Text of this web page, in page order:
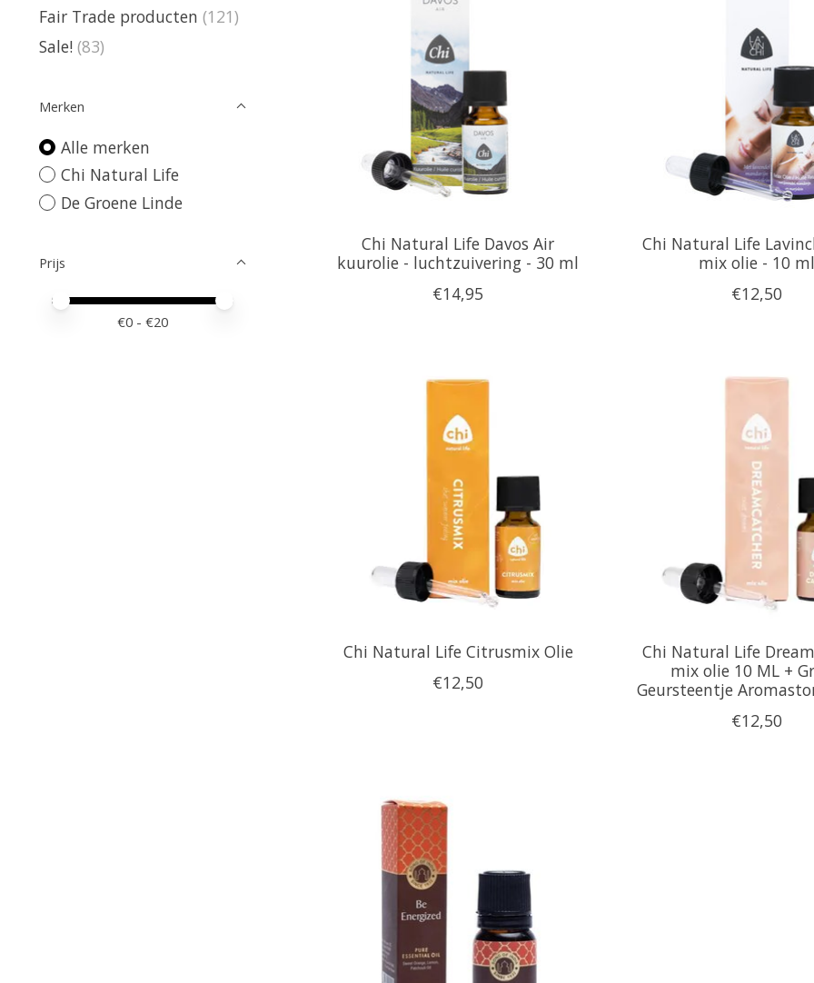
Fair Trade producten (121)
Sale! (83)
Merken
Alle merken
Chi Natural Life
De Groene Linde
Prijs
Minimale prijswaarde
Price maximum value
€0 - €20
Chi Natural Life Davos Air
kuurolie - luchtzuivering - 30 ml
€14,95
Chi Natural Life
mix olie - 10 ml
€12,50
Chi Natural Life Citrusmix Olie
€12,50
Chi Natural Life
mix olie 10 ML +
Geursteentje
€12,50